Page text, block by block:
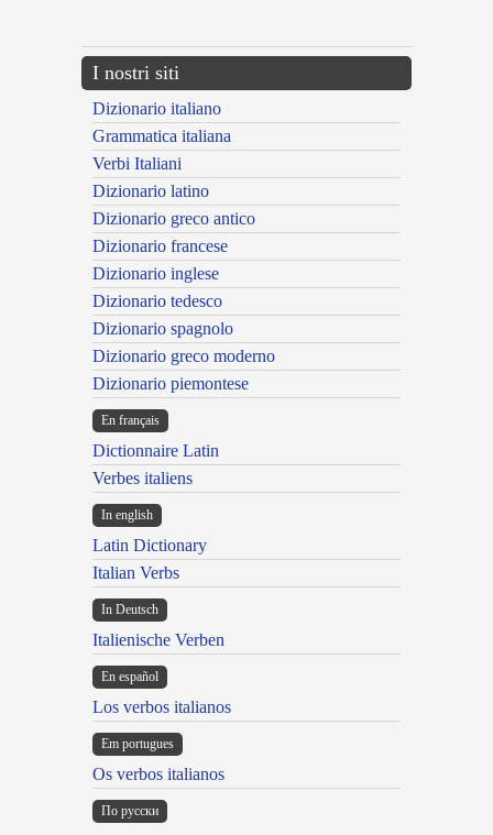
I nostri siti
Dizionario italiano
Grammatica italiana
Verbi Italiani
Dizionario latino
Dizionario greco antico
Dizionario francese
Dizionario inglese
Dizionario tedesco
Dizionario spagnolo
Dizionario greco moderno
Dizionario piemontese
En français
Dictionnaire Latin
Verbes italiens
In english
Latin Dictionary
Italian Verbs
In Deutsch
Italienische Verben
En español
Los verbos italianos
Em portugues
Os verbos italianos
По русски